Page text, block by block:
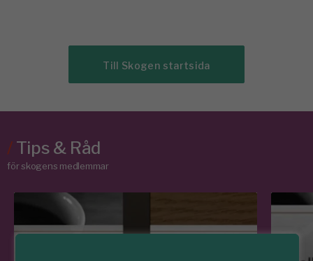
Till Skogen startsida
/Tips & Råd
för skogens medlemmar